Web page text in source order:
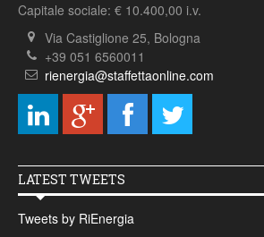
Capitale sociale: € 10.400,00 i.v.
Via Castiglione 25, Bologna
+39 051 6560011
rienergia@staffettaonline.com
LATEST TWEETS
Tweets by RiEnergia